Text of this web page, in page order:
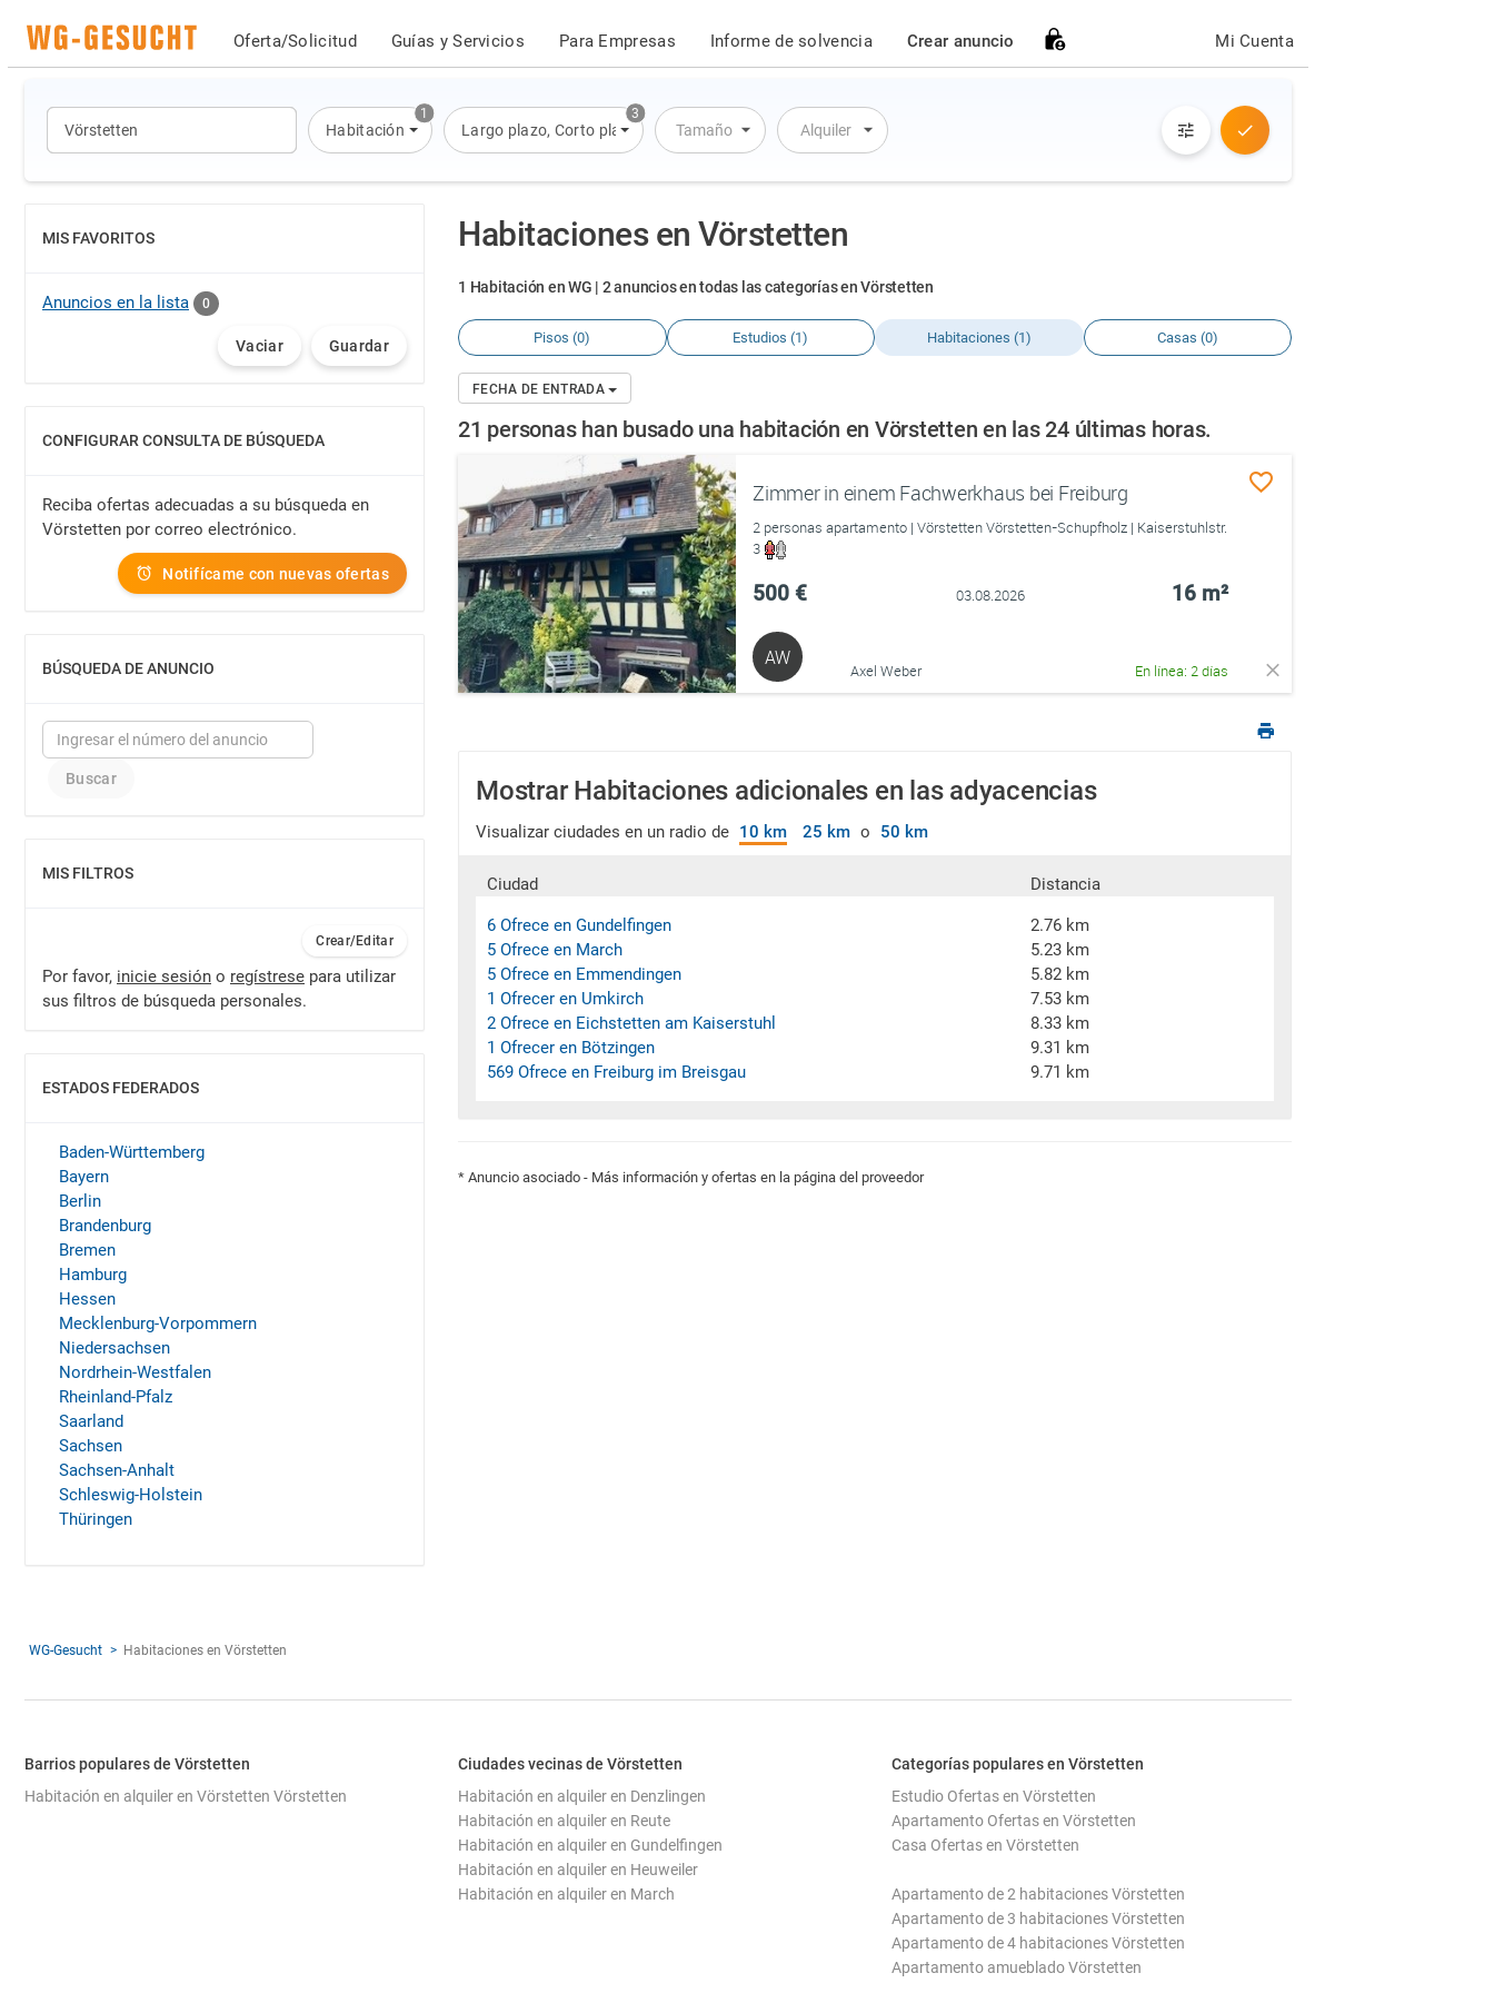
Oferta/Solicitud Guías y Servicios Para Empresas Informe de solvencia Crear anuncio Mi Cuenta
1
Habitación
3
Largo plazo, Corto plazo , Alquiler por día
Tamaño Alquiler
Habitaciones en Vörstetten
1 Habitación en WG | 2 anuncios en todas las categorías en Vörstetten
Pisos (0) Estudios (1) Habitaciones (1) Casas (0)
FECHA DE ENTRADA
21 personas han busado una habitación en Vörstetten en las 24 últimas horas.
Zimmer in einem Fachwerkhaus bei Freiburg
2 personas apartamento | Vörstetten Vörstetten-Schupfholz | Kaiserstuhlstr.
3
500 € 03.08.2026 16 m²
AW
Axel Weber En línea: 2 días
Mostrar Habitaciones adicionales en las adyacencias
Visualizar ciudades en un radio de 10 km 25 km o 50 km
Ciudad Distancia
6 Ofrece en Gundelfingen
2.76 km
5 Ofrece en March
5.23 km
5 Ofrece en Emmendingen
5.82 km
1 Ofrecer en Umkirch
7.53 km
2 Ofrece en Eichstetten am Kaiserstuhl
8.33 km
1 Ofrecer en Bötzingen
9.31 km
569 Ofrece en Freiburg im Breisgau
9.71 km
* Anuncio asociado - Más información y ofertas en la página del proveedor
MIS FAVORITOS
MOSTRAR
Anuncios en la lista 0
Vaciar Guardar
CONFIGURAR CONSULTA DE BÚSQUEDA
MOSTRAR
Reciba ofertas adecuadas a su búsqueda en
Vörstetten por correo electrónico.
Notifícame con nuevas ofertas
BÚSQUEDA DE ANUNCIO
MOSTRAR
MIS FILTROS
MOSTRAR
Crear/Editar
Por favor, inicie sesión o regístrese para utilizar
sus filtros de búsqueda personales.
ESTADOS FEDERADOS
MOSTRAR
Baden-Württemberg
Bayern
Berlin
Brandenburg
Bremen
Hamburg
Hessen
Mecklenburg-Vorpommern
Niedersachsen
Nordrhein-Westfalen
Rheinland-Pfalz
Saarland
Sachsen
Sachsen-Anhalt
Schleswig-Holstein
Thüringen
WG-Gesucht Habitaciones en Vörstetten
Barrios populares de Vörstetten
Habitación en alquiler en Vörstetten Vörstetten
Ciudades vecinas de Vörstetten
Habitación en alquiler en Denzlingen
Habitación en alquiler en Reute
Habitación en alquiler en Gundelfingen
Habitación en alquiler en Heuweiler
Habitación en alquiler en March
Categorías populares en Vörstetten
Estudio Ofertas en Vörstetten
Apartamento Ofertas en Vörstetten
Casa Ofertas en Vörstetten
Apartamento de 2 habitaciones Vörstetten
Apartamento de 3 habitaciones Vörstetten
Apartamento de 4 habitaciones Vörstetten
Apartamento amueblado Vörstetten